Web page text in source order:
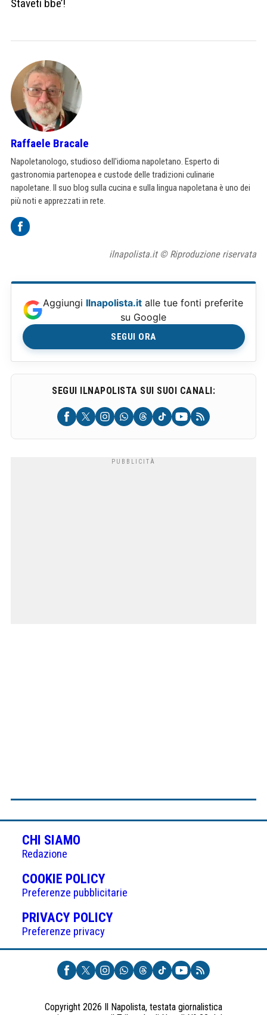
Staveti bbe’!
Raffaele Bracale
Napoletanologo, studioso dell'idioma napoletano. Esperto di
gastronomia partenopea e custode delle tradizioni culinarie
napoletane. Il suo blog sulla cucina e sulla lingua napoletana è uno dei
più noti e apprezzati in rete.
ilnapolista.it © Riproduzione riservata
Aggiungi Ilnapolista.it alle tue fonti preferite
su Google
SEGUI ORA
SEGUI ILNAPOLISTA SUI SUOI CANALI:
CHI SIAMO
Redazione
COOKIE POLICY(APRE
IN
UNA
NUOVA
Preferenze pubblicitarie
PRIVACY POLICY(APRE
UNA
NUOVA
SCHEDA)
Preferenze privacy
Copyright 2026 Il Napolista, testata giornalistica